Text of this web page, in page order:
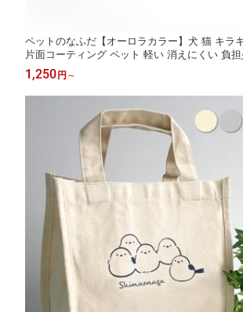
ペットのなふだ【オーロラカラー】犬 猫 キラ
片面コーティング ペット 軽い 消えにくい 負
リル 名札 迷子 札
1,250 円 ～